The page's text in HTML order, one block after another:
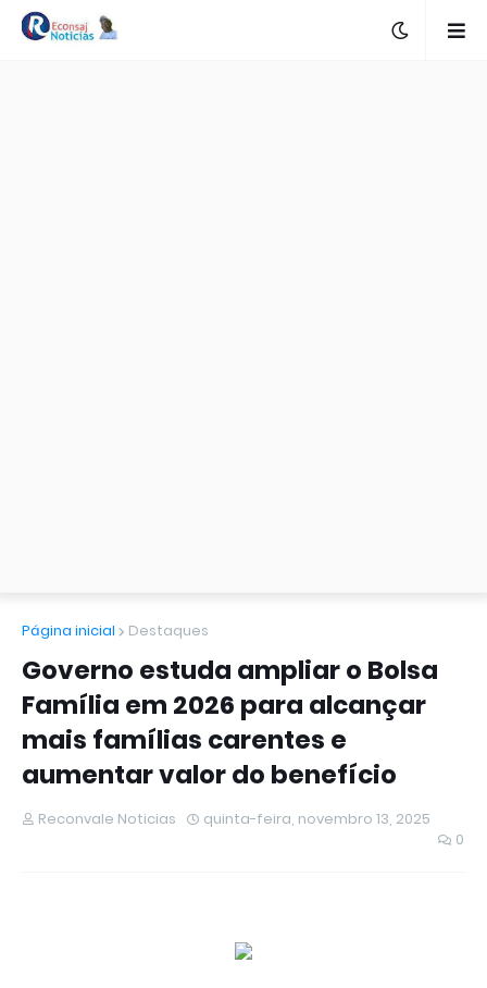
Página inicial Destaques
Governo estuda ampliar o Bolsa
Família em 2026 para alcançar
mais famílias carentes e
aumentar valor do benefício
Reconvale Noticias
quinta-feira, novembro 13, 2025
0